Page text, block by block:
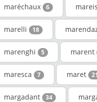
maréchaux 6
marelli 18
marenghi 5 marent
maresca 7 maret
margadant 34